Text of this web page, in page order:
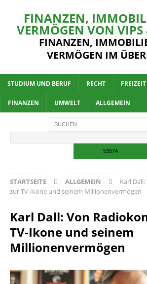
FINANZEN,
VERMÖGEN VON
FINANZEN,
VERMÖGEN IM
STUDIUM UND BERUF RECHT FREIZEIT
FINANZEN UMWELT ALLGEMEIN
STARTSEITE ALLGEMEIN
Karl
zur TV-Ikone und seinem Millionenvermögen
Karl Dall: Von
TV-Ikone und seinem
Millionenvermögen